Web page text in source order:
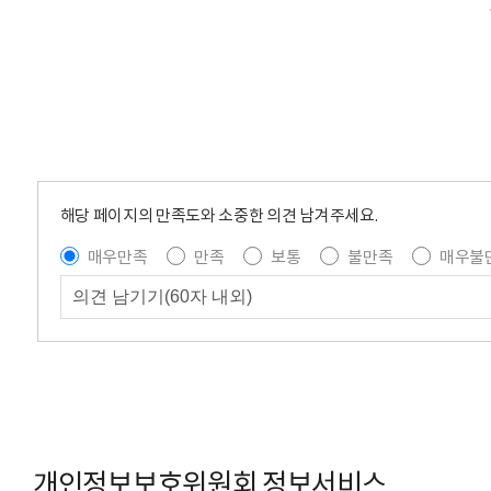
해당 페이지의 만족도와 소중한 의견 남겨주세요.
매우만족
만족 보통 불만족 매우불